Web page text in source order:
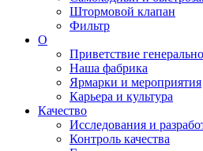
Штормовой клапан
Фильтр
О
Приветствие
Наша фабрика
Ярмарки и мероприятия
Карьера и культура
Качество
Исследования и
Контроль качества